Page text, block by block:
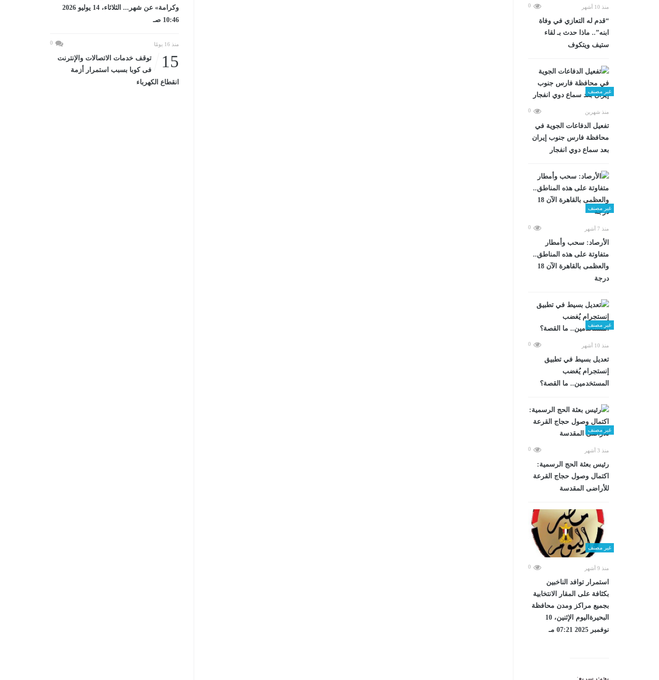
منذ 10 أشهر 0
“قدم له التعازي في وفاة
ابنه”.. ماذا حدث بـ لقاء
ستيف ويتكوف
غير مصنف
منذ شهرين 0
تفعيل الدفاعات الجوية في
محافظة فارس جنوب إيران
بعد سماع دوي انفجار
غير مصنف
منذ 7 أشهر 0
الأرصاد: سحب وأمطار
متفاوتة على هذه المناطق..
والعظمى بالقاهرة الآن 18
درجة
غير مصنف
منذ 10 أشهر 0
تعديل بسيط في تطبيق
إنستجرام يُغضب
المستخدمين.. ما القصة؟
غير مصنف
منذ 3 أشهر 0
رئيس بعثة الحج الرسمية:
اكتمال وصول حجاج القرعة
للأراضى المقدسة
غير مصنف
منذ 9 أشهر 0
استمرار توافد الناخبين
بكثافة على المقار الانتخابية
بجميع مراكز ومدن محافظة
البحيرةاليوم الإثنين، 10
نوفمبر 2025 07:21 مـ
بحث سريع:
وكرامة» عن شهر... الثلاثاء، 14 يوليو 2026
10:46 صـ
منذ 16 يومًا 0
15
توقف خدمات الاتصالات والإنترنت
فى كوبا بسبب استمرار أزمة
انقطاع الكهرباء